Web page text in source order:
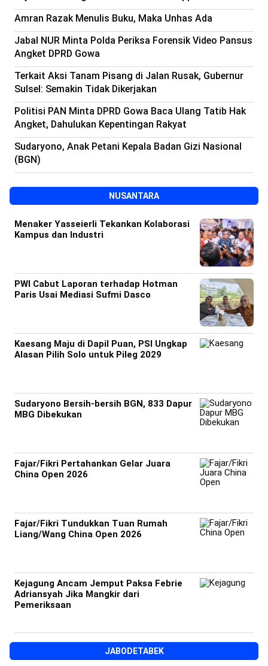
Amran Razak Menulis Buku, Maka Unhas Ada
Jabal NUR Minta Polda Periksa Forensik Video Pansus
Angket DPRD Gowa
Terkait Aksi Tanam Pisang di Jalan Rusak, Gubernur
Sulsel: Semakin Tidak Dikerjakan
Politisi PAN Minta DPRD Gowa Baca Ulang Tatib Hak
Angket, Dahulukan Kepentingan Rakyat
Sudaryono, Anak Petani Kepala Badan Gizi Nasional
(BGN)
NUSANTARA
Menaker Yasseierli Tekankan Kolaborasi
Kampus dan Industri
PWI Cabut Laporan terhadap Hotman
Paris Usai Mediasi Sufmi Dasco
Kaesang Maju di Dapil Puan, PSI Ungkap
Alasan Pilih Solo untuk Pileg 2029
Sudaryono Bersih-bersih BGN, 833 Dapur
MBG Dibekukan
Fajar/Fikri Pertahankan Gelar Juara
China Open 2026
Fajar/Fikri Tundukkan Tuan Rumah
Liang/Wang China Open 2026
Kejagung Ancam Jemput Paksa Febrie
Adriansyah Jika Mangkir dari
Pemeriksaan
JABODETABEK